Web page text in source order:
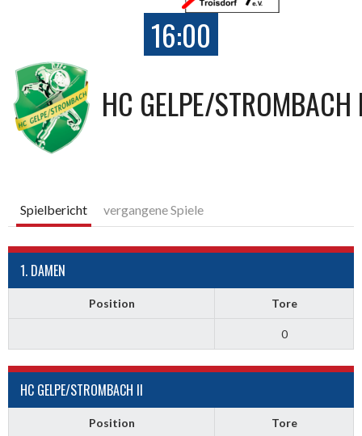
16:00
HC GELPE/STROMBACH
Spielbericht vergangene Spiele
1. DAMEN
Position Tore
0
HC GELPE/STROMBACH II
Position Tore